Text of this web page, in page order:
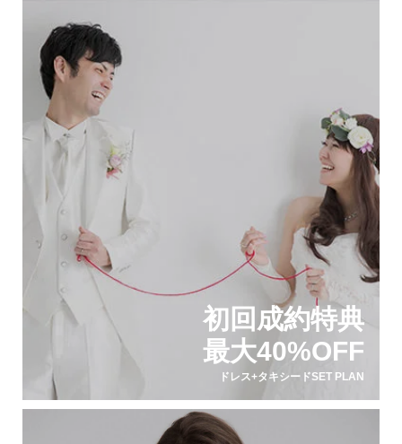
初回成約特典
最大40%OFF
ドレス+タキシードSET PLAN